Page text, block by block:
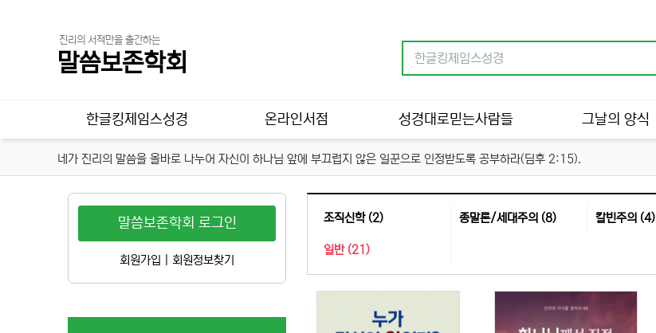
진리의 서적만을 출간하는
말씀보존학회
한글킹제임스성경 온라인서점 성경대로믿는사람들 그날의 양식
네가 진리의 말씀을 올바로 나누어 자신이 하나님 앞에 부끄럽지 않은 일꾼으로 인정받도록 공부하라(딤후 2:15).
조직신학 (2) 종말론/세대주의 (8) 칼빈주의 (4)
일반 (21)
말씀보존학회 로그인
회원가입 회원정보찾기